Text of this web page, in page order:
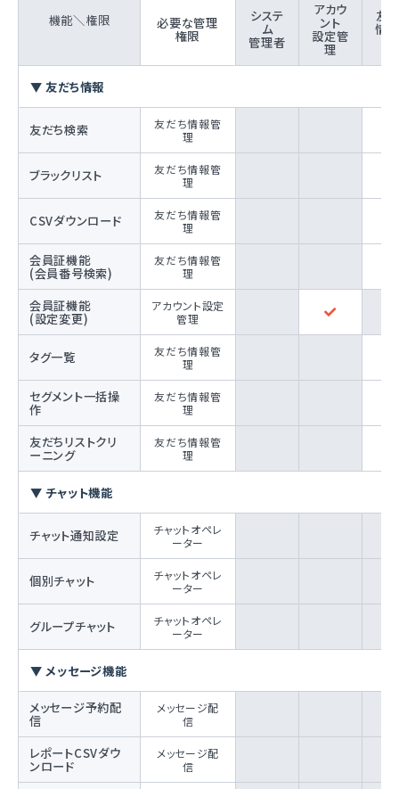
機能＼権限 必要な管理
権限
システ
ム
管理者
アカウ
ント
設定管
理
友
情
▼ 友だち情報
友だち検索
友だち情報管
理
ブラックリスト
友だち情報管
理
CSVダウンロード
友だち情報管
理
会員証機能
(会員番号検索)
友だち情報管
理
会員証機能
(設定変更)
アカウント設定
管理
タグ一覧
友だち情報管
理
セグメント一括操
作
友だち情報管
理
友だちリストクリ
ーニング
友だち情報管
理
▼ チャット機能
チャット通知設定
チャットオペレ
ーター
個別チャット
チャットオペレ
ーター
グループチャット
チャットオペレ
ーター
▼ メッセージ機能
メッセージ予約配
信
メッセージ配
信
レポートCSVダウ
ンロード
メッセージ配
信